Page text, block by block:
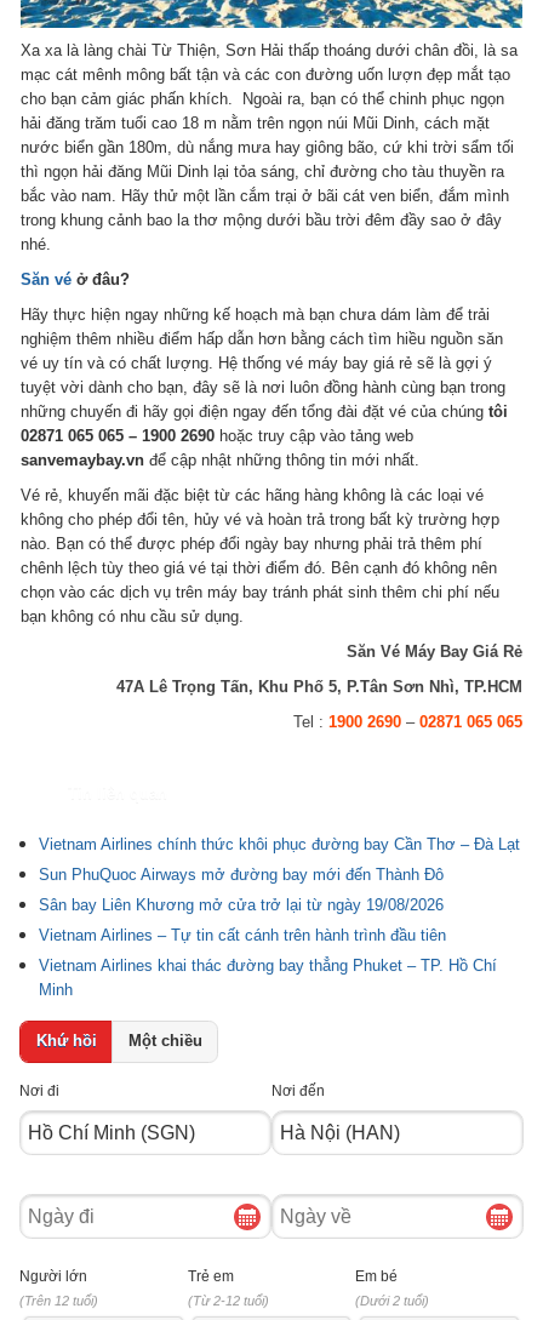
Xa xa là làng chài Từ Thiện, Sơn Hải thấp thoáng dưới chân đồi, là sa
mạc cát mênh mông bất tận và các con đường uốn lượn đẹp mắt tạo
cho bạn cảm giác phấn khích. Ngoài ra, bạn có thể chinh phục ngọn
hải đăng trăm tuổi cao 18 m nằm trên ngọn núi Mũi Dinh, cách mặt
nước biển gần 180m, dù nắng mưa hay giông bão, cứ khi trời sẩm tối
thì ngọn hải đăng Mũi Dinh lại tỏa sáng, chỉ đường cho tàu thuyền ra
bắc vào nam. Hãy thử một lần cắm trại ở bãi cát ven biển, đắm mình
trong khung cảnh bao la thơ mộng dưới bầu trời đêm đầy sao ở đây
nhé.
Săn vé ở đâu?
Hãy thực hiện ngay những kế hoạch mà bạn chưa dám làm để trải
nghiệm thêm nhiều điểm hấp dẫn hơn bằng cách tìm hiều nguồn săn
vé uy tín và có chất lượng. Hệ thống vé máy bay giá rẻ sẽ là gợi ý
tuyệt vời dành cho bạn, đây sẽ là nơi luôn đồng hành cùng bạn trong
những chuyến đi hãy gọi điện ngay đến tổng đài đặt vé của chúngtôi
02871 065 065 – 1900 2690 hoặc truy cập vào tảng web
sanvemaybay.vnđể cập nhật những thông tin mới nhất.
Vé rẻ, khuyến mãi đặc biệt từ các hãng hàng không là các loại vé
không cho phép đổi tên, hủy vé và hoàn trả trong bất kỳ trường hợp
nào. Bạn có thể được phép đổi ngày bay nhưng phải trả thêm phí
chênh lệch tùy theo giá vé tại thời điểm đó. Bên cạnh đó không nên
chọn vào các dịch vụ trên máy bay tránh phát sinh thêm chi phí nếu
bạn không có nhu cầu sử dụng.
Săn Vé Máy Bay Giá Rẻ
47A Lê Trọng Tấn, Khu Phố 5, P.Tân Sơn Nhì, TP.HCM
Tel : 1900 2690– 02871 065 065
Vietnam Airlines chính thức khôi phục đường bay Cần Thơ – Đà Lạt
Sun PhuQuoc Airways mở đường bay mới đến Thành Đô
Sân bay Liên Khương mở cửa trở lại từ ngày 19/08/2026
Vietnam Airlines – Tự tin cất cánh trên hành trình đầu tiên
Vietnam Airlines khai thác đường bay thẳng Phuket – TP. Hồ Chí
Minh
Khứ hồi Một chiều
Nơi đi Nơi đến
Ngày
đi
Ngày
về
Người lớn
(Trên 12 tuổi)
Trẻ em
(Từ 2-12 tuổi)
Em bé
(Dưới 2 tuổi)